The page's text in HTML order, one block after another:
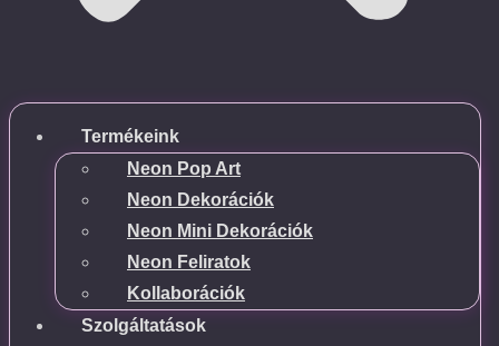
Termékeink
Neon Pop Art
Neon Dekorációk
Neon Mini Dekorációk
Neon Feliratok
Kollaborációk
Szolgáltatások